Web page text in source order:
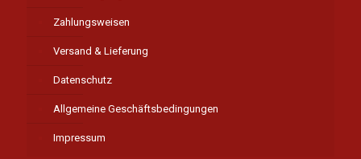
Zahlungsweisen
Versand & Lieferung
Datenschutz
Allgemeine Geschäftsbedingungen
Impressum